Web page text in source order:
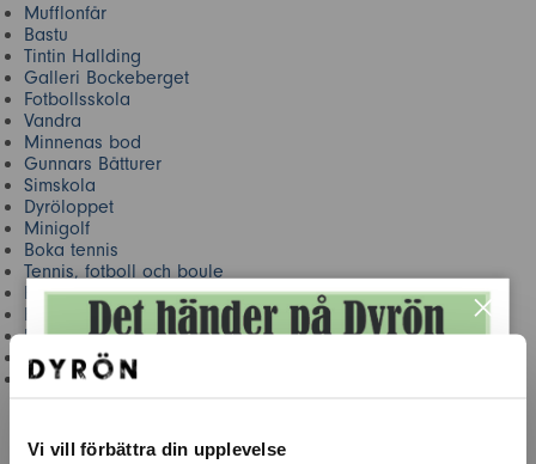
Vi vill förbättra din upplevelse
Mufflonfår
Bastu
Tintin Hallding
Galleri Bockeberget
Fotbollsskola
Vandra
Minnenas bod
Gunnars Båtturer
Simskola
Dyröloppet
Minigolf
Boka tennis
Tennis, fotboll och boule
Boka gym
Bada
Biblioteket
Scen för alla
Ö-guidning
×